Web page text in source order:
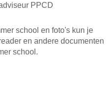
PPCD
school en foto's kun je
en andere documenten
school.